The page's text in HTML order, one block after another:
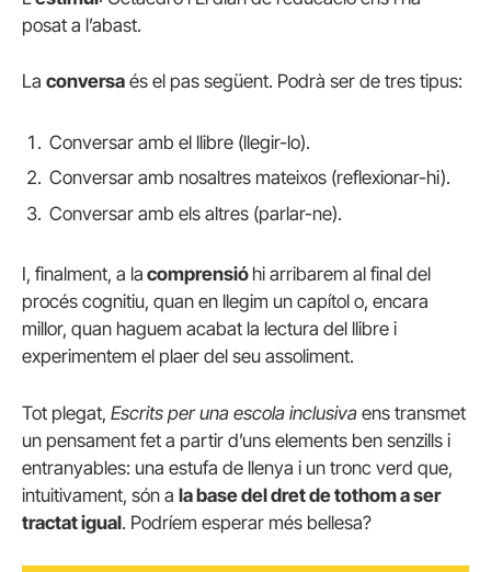
posat a l’abast.
La conversa és el pas següent. Podrà ser de tres tipus:
Conversar amb el llibre (llegir-lo).
Conversar amb nosaltres mateixos (reflexionar-hi).
Conversar amb els altres (parlar-ne).
I, finalment, a la comprensió hi arribarem al final del
procés cognitiu, quan en llegim un capítol o, encara
millor, quan haguem acabat la lectura del llibre i
experimentem el plaer del seu assoliment.
Tot plegat, Escrits per una escola inclusiva ens transmet
un pensament fet a partir d’uns elements ben senzills i
entranyables: una estufa de llenya i un tronc verd que,
intuitivament, són a la base del dret de tothom a ser
tractat igual. Podríem esperar més bellesa?